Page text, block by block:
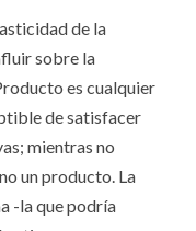
de la
sobre la
es cualquier
de satisfacer
mientras no
un producto. La
-la que podría